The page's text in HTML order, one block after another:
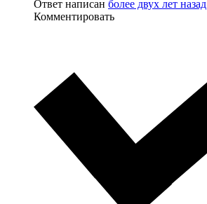
Ответ написан более двух лет назад
Комментировать